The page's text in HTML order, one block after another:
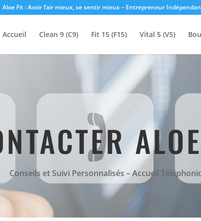
Aloe Fit : Avoir l’air mieux, se sentir mieux – Entrepreneur
Accueil Clean 9 (C9) Fit 15 (F15) Vital 5 (V5)
Conseils et Suivi Personnalisés – Accueil